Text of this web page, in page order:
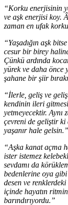
“Korku enerjisinin
ve aşk enerjisi koy.
zaman en ufak
“Yaşadığın aşk
cesur bir birey
Çünkü ardında
yürek ve daha önce
şahane bir şiir
“İlerle, geliş ve
kendinin ileri
yetmeyecektir. Aynı
çevreni de geliştir ki
yaşanır hale gelsin.”
“Aşka kanat açma
ister istemez
sevdamı da
bedenlerine oya
desen ve renklerdeki
içinde hayatın
barındırıyordu.”